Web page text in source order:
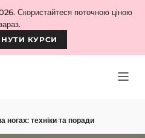
Скористайтеся поточною ціною
КУРСИ
ногах: техніки та поради